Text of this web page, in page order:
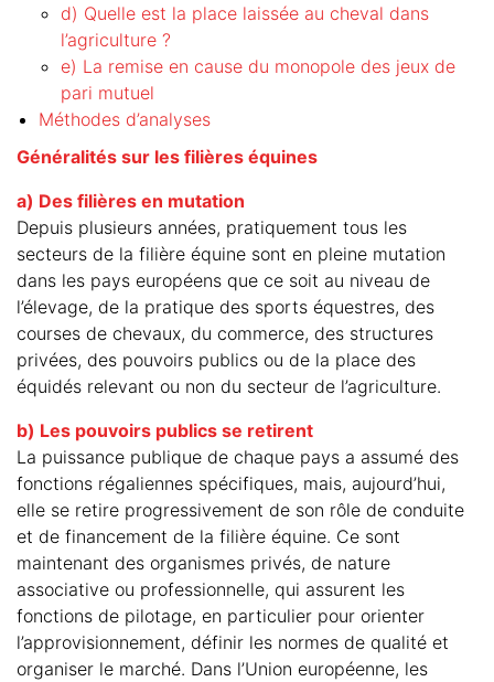
d) Quelle est la place laissée au cheval dans
l’agriculture ?
e) La remise en cause du monopole des jeux de
pari mutuel
Méthodes d’analyses
Généralités sur les filières équines
a) Des filières en mutation
Depuis plusieurs années, pratiquement tous les
secteurs de la filière équine sont en pleine mutation
dans les pays européens que ce soit au niveau de
l’élevage, de la pratique des sports équestres, des
courses de chevaux, du commerce, des structures
privées, des pouvoirs publics ou de la place des
équidés relevant ou non du secteur de l’agriculture.
b) Les pouvoirs publics se retirent
La puissance publique de chaque pays a assumé des
fonctions régaliennes spécifiques, mais, aujourd’hui,
elle se retire progressivement de son rôle de conduite
et de financement de la filière équine. Ce sont
maintenant des organismes privés, de nature
associative ou professionnelle, qui assurent les
fonctions de pilotage, en particulier pour orienter
l’approvisionnement, définir les normes de qualité et
organiser le marché. Dans l’Union européenne, les